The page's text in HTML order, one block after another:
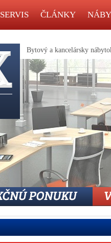
SERVIS ČLÁNKY
Bytový a kancelársky